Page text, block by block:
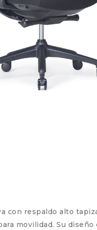
con respaldo alto
movilidad. Su